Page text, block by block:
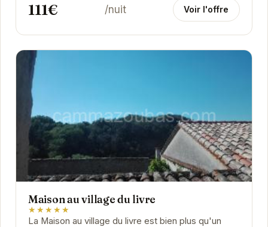
111€ /nuit Voir l'offre
Maison au village du livre
★★★★★
La Maison au village du livre est bien plus qu'un